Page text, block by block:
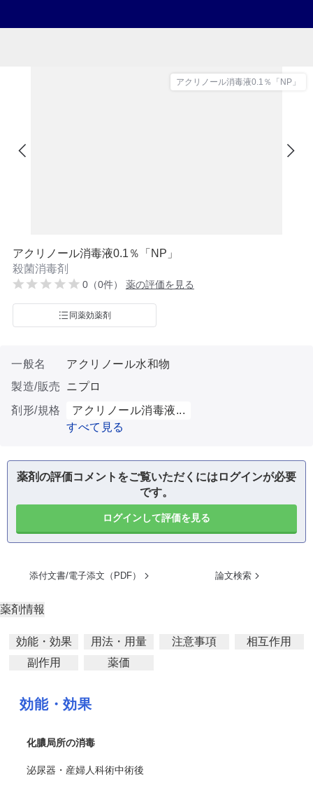
アクリノール消毒液0.1％「NP」
アクリノール消毒液0.1％「NP」
殺菌消毒剤
0（0件） 薬の評価を見る
同薬効薬剤
一般名
アクリノール水和物
製造/販売
ニプロ
剤形/規格
アクリノール消毒液...
すべて見る
薬剤の評価コメントをご覧いただくにはログインが必要
です。
ログインして評価を見る
添付文書/電子添文（PDF） 論文検索
薬剤情報
効能・効果 用法・用量 注意事項
相互作用
副作用
薬価
効能・効果
化膿局所の消毒
泌尿器・産婦人科術中術後